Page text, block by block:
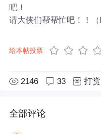
吧！
请大侠们帮帮忙吧！！
给本帖投票
2146 33 打赏
全部评论